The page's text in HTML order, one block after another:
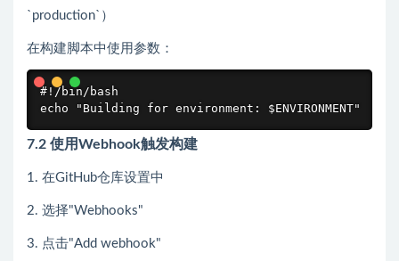
`production`）
在构建脚本中使用参数：
#!/bin/bash
echo "Building for environment: $ENVIRONMENT"
7.2 使用Webhook触发构建
1. 在GitHub仓库设置中
2. 选择"Webhooks"
3. 点击"Add webhook"